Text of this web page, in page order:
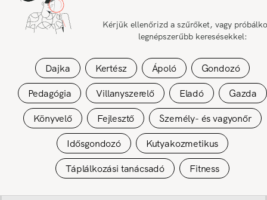
Kérjük ellenőrizd a szűrőket, vagy
legnépszerűbb keresésekkel:
Dajka Kertész Ápoló
Gondozó
Pedagógia
Villanyszerelő Eladó
Gazda
Könyvelő
Fejlesztő
Személy- és vagyonőr
Idősgondozó
Kutyakozmetikus
Táplálkozási tanácsadó
Fitness